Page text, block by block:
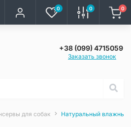
0 0 0
+38 (099) 4715059
Заказать звонок
для собак Натуральный влажный